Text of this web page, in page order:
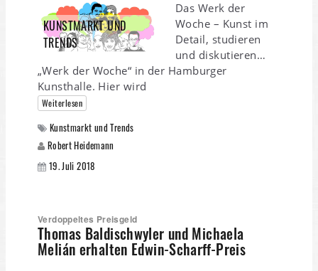
KUNSTMARKT UND
TRENDS
Das Werk der
Woche – Kunst im
Detail, studieren
und diskutieren…
„Werk der Woche“ in der Hamburger
Kunsthalle. Hier wird
Weiterlesen
Kunstmarkt und Trends
Robert Heidemann
19. Juli 2018
Verdoppeltes Preisgeld
Thomas Baldischwyler und Michaela
Melián erhalten Edwin-Scharff-Preis